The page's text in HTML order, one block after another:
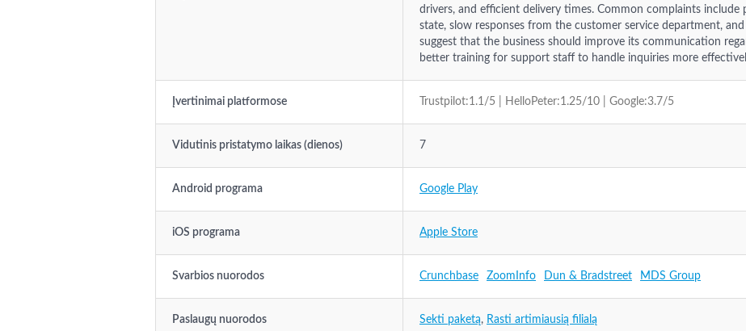
drivers, and efficient delivery times. Common complaints include
state, slow responses from the customer service department,
suggest that the business should improve its communication
better training for support staff to handle inquiries more
Įvertinimai platformose Trustpilot:1.1/5 | HelloPeter:1.25/10 | Google:3.7/5
Vidutinis pristatymo laikas (dienos) 7
Android programa Google Play
iOS programa Apple Store
Svarbios nuorodos Crunchbase ZoomInfo Dun & Bradstreet MDS Group
Paslaugų nuorodos Sekti paketą, Rasti artimiausią filialą